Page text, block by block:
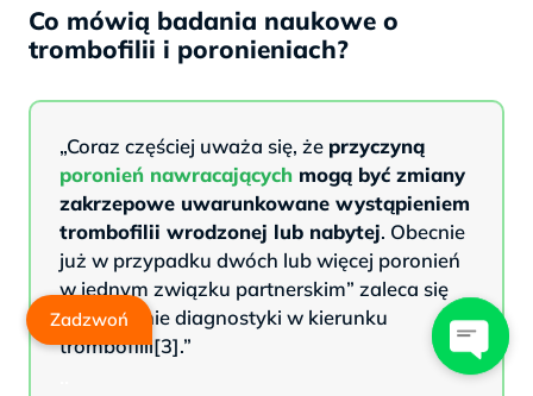
Co mówią badania naukowe o
trombofilii i poronieniach?
„Coraz częściej uważa się, że przyczyną
poronień nawracających mogą być zmiany
zakrzepowe uwarunkowane wystąpieniem
trombofilii wrodzonej lub nabytej. Obecnie
już w przypadku dwóch lub więcej poronień
w jednym związku partnerskim” zaleca się
poszerzenie diagnostyki w kierunku
trombofilii[3].”
Zadzwoń